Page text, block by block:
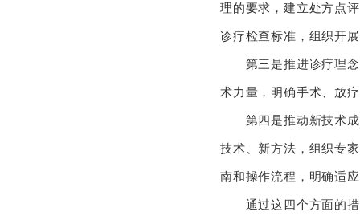
理的要求，建立处方点
诊疗检查标准，组织
第三是推进诊疗理念
术力量，明确手术、放
第四是推动新技术成
技术、新方法，组织专
南和操作流程，明确
通过这四个方面的措